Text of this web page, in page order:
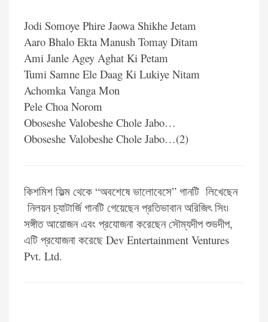
Jodi Somoye Phire Jaowa Shikhe Jetam
Aaro Bhalo Ekta Manush Tomay Ditam
Ami Janle Agey Aghat Ki Petam
Tumi Samne Ele Daag Ki Lukiye Nitam
Achomka Vanga Mon
Pele Choa Norom
Oboseshe Valobeshe Chole Jabo…
Oboseshe Valobeshe Chole Jabo…(2)
কিশমিশ ফিল্ম থেকে “অবশেষে ভালোবেসে” গানটি লিখেছেন
নিলয়ন চ্যাটার্জি গানটি গেয়েছেন প্রতিভাবান অরিজিৎ সিং৷
সঙ্গীত আয়োজন এবং প্রযোজনা করেছেন সৌম্যদীপ শুভদীপ,
এটি প্রযোজনা করেছে Dev Entertainment Ventures
Pvt. Ltd.